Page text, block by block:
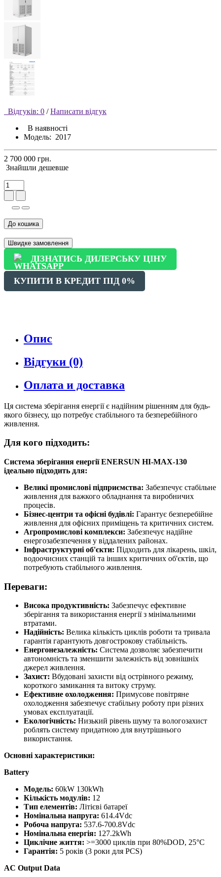
Відгуків: 0 / Написати відгук
В наявності
Модель: 2017
2 700 000 грн.
Знайшли дешевше
До кошика
Швидке замовлення
ДІЗНАТИСЬ ДИЛЕРСЬКУ ЦІНУ
КУПИТИ В КРЕДИТ ПІД 0%
Опис
Відгуки (0)
Оплата и доставка
Ця система зберігання енергії є надійним рішенням для будь-
якого бізнесу, що потребує стабільного та безперебійного
живлення.
Для кого підходить:
Система зберігання енергії ENERSUN HI-MAX-130
ідеально підходить для:
Великі промислові підприємства: Забезпечує стабільне
живлення для важкого обладнання та виробничих
процесів.
Бізнес-центри та офісні будівлі: Гарантує безперебійне
живлення для офісних приміщень та критичних систем.
Агропромислові комплекси: Забезпечує надійне
енергозабезпечення у віддалених районах.
Інфраструктурні об'єкти: Підходить для лікарень, шкіл,
водоочисних станцій та інших критичних об'єктів, що
потребують стабільного живлення.
Переваги:
Висока продуктивність: Забезпечує ефективне
зберігання та використання енергії з мінімальними
втратами.
Надійність: Велика кількість циклів роботи та тривала
гарантія гарантують довгострокову стабільність.
Енергонезалежність: Система дозволяє забезпечити
автономність та зменшити залежність від зовнішніх
джерел живлення.
Захист: Вбудовані захисти від острівного режиму,
короткого замикання та витоку струму.
Ефективне охолодження: Примусове повітряне
охолодження забезпечує стабільну роботу при різних
умовах експлуатації.
Екологічність: Низький рівень шуму та вологозахист
роблять систему придатною для внутрішнього
використання.
Основні характеристики:
Battery
Модель: 60kW 130kWh
Кількість модулів: 12
Тип елементів: Літієві батареї
Номінальна напруга: 614.4Vdc
Робоча напруга: 537.6-700.8Vdc
Номінальна енергія: 127.2kWh
Циклічне життя: >=3000 циклів при 80%DOD, 25°C
Гарантія: 5 років (3 роки для PCS)
AC Output Data